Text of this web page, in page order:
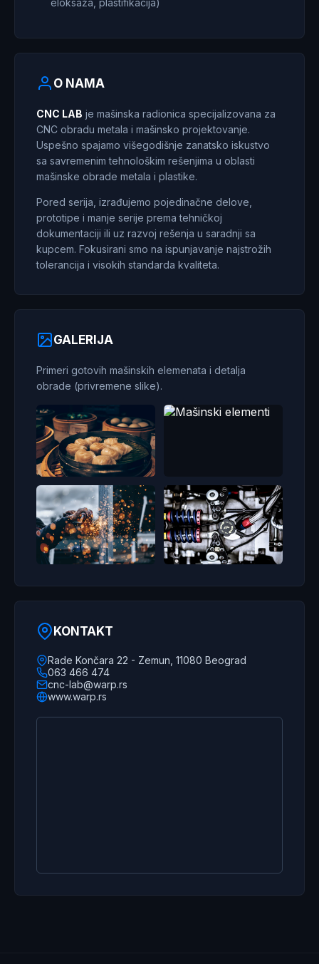
eloksaža, plastifikacija)
O NAMA
CNC LAB je mašinska radionica specijalizovana za
CNC obradu metala i mašinsko projektovanje.
Uspešno spajamo višegodišnje zanatsko iskustvo
sa savremenim tehnološkim rešenjima u oblasti
mašinske obrade metala i plastike.
Pored serija, izrađujemo pojedinačne delove,
prototipe i manje serije prema tehničkoj
dokumentaciji ili uz razvoj rešenja u saradnji sa
kupcem. Fokusirani smo na ispunjavanje najstrožih
tolerancija i visokih standarda kvaliteta.
GALERIJA
Primeri gotovih mašinskih elemenata i detalja
obrade (privremene slike).
KONTAKT
Rade Končara 22 - Zemun, 11080 Beograd
063 466 474
cnc-lab@warp.rs
www.warp.rs